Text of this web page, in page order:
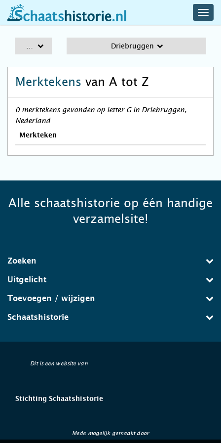
schaatshistorie.nl
Driebruggen
Merktekens van A tot Z
0 merktekens gevonden op letter G in Driebruggen,
Nederland
Merkteken
Alle schaatshistorie op één handige
verzamelsite!
Zoeken
Uitgelicht
Toevoegen / wijzigen
Schaatshistorie
Dit is een website van
Stichting Schaatshistorie
Mede mogelijk gemaakt door